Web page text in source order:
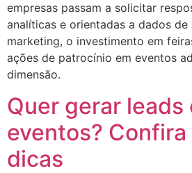
empresas passam a solicitar
analíticas e orientadas a dados de
marketing, o investimento em
ações de patrocínio em eventos
dimensão.
Quer gerar leads
eventos? Confira
dicas